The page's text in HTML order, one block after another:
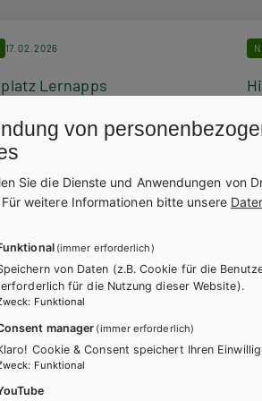
17.02.2026
Lernapps
Apps für Ihren Unterricht
bestellen? Ganz
von
Sie die Dienste und Anwendungen von
Für weitere Informationen bitte unsere
(immer erforderlich)
von Daten (z.B. Cookie für die
für die Nutzung dieser Website).
: Funktional
manager (immer erforderlich)
Cookie & Consent speichert Ihren
: Funktional